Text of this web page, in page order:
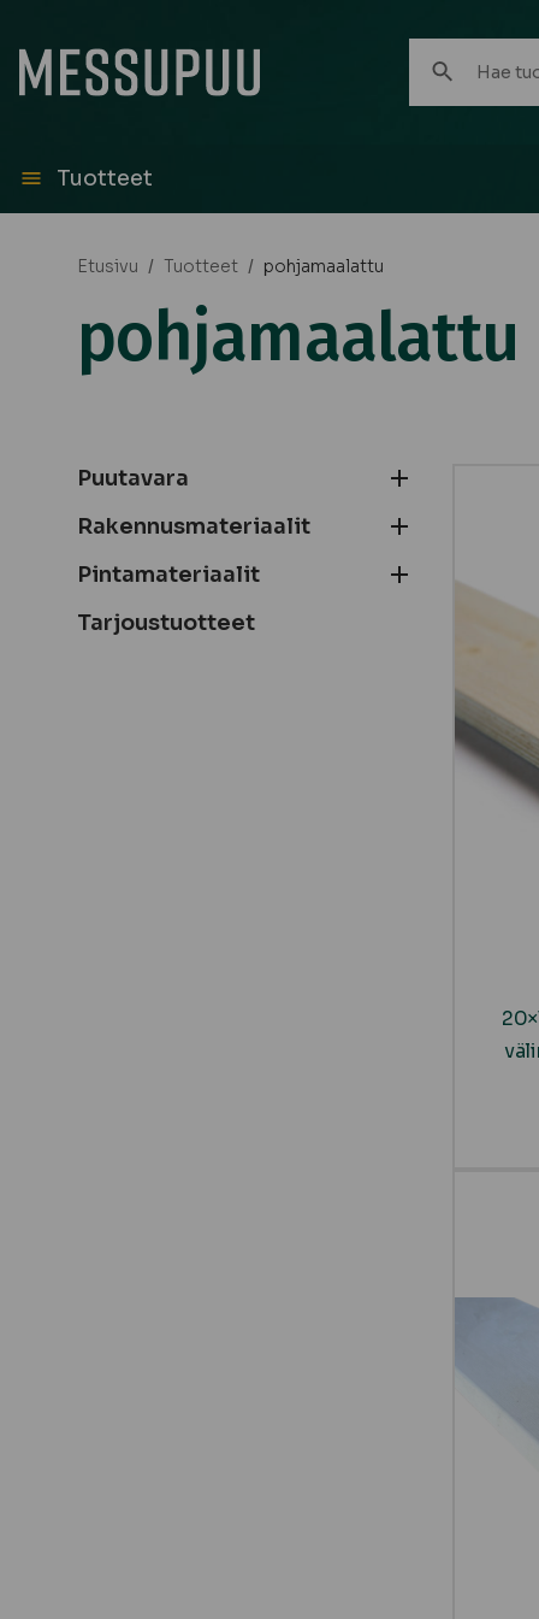
tuotteita:
Tuotteet
Etusivu / Tuotteet / pohjamaalattu
pohjamaalattu
Puutavara
Rakennusmateriaalit
Pintamateriaalit
Tarjoustuotteet